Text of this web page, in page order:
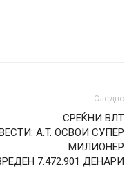
Следно
СРЕЌНИ ВЛТ
A.T. ОСВОИ СУПЕР
МИЛИОНЕР
7.472.901 ДЕНАРИ